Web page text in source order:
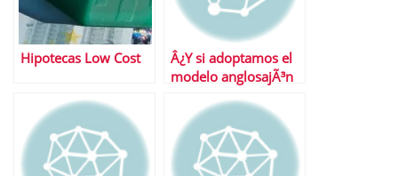
Hipotecas Low Cost
Â¿Y si adoptamos el
modelo anglosajÃ³n
hipoteca?